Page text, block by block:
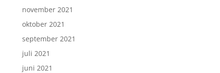
november 2021
oktober 2021
september 2021
juli 2021
juni 2021